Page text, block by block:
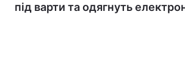
під варти та одягнуть